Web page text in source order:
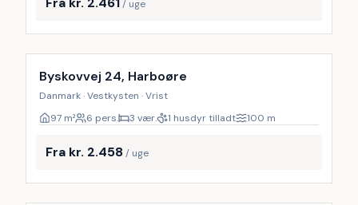
/ uge
Byskovvej 24, Harboøre
Danmark · Vestkysten · Vrist
97 m² 6 pers. 3 vær. 1 husdyr tilladt 100 m
Fra kr. 2.458/ uge
Inkl. rengøring